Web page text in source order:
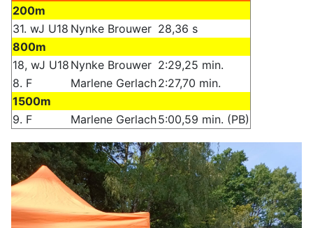
200m
31. wJ U18 Nynke Brouwer 28,36 s
800m
18, wJ U18 Nynke Brouwer 2:29,25 min.
8. F
Marlene Gerlach2:27,70 min.
1500m
9. F
Marlene Gerlach5:00,59 min. (PB)